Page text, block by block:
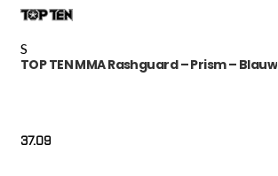
S
TOP TEN MMA Rashguard – Prism – Blauw
37.09